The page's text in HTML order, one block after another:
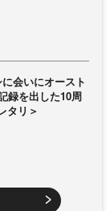
会いにオースト
録を出した10周
タリ＞